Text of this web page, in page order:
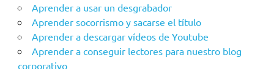
Aprender a usar un desgrabador
Aprender socorrismo y sacarse el título
Aprender a descargar vídeos de Youtube
Aprender a conseguir lectores para nuestro blog
corporativo